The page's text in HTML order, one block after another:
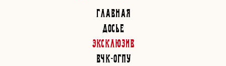
Главная
Досье
Эксклюзив
ВЧК-ОГПУ